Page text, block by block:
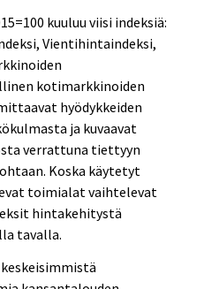
kuuluu viisi indeksiä:
Vientihintaindeksi,
kotimarkkinoiden
hyödykkeiden
ja kuvaavat
verrattuna tiettyyn
Koska käytetyt
toimialat vaihtelevat
hintakehitystä
tavalla.